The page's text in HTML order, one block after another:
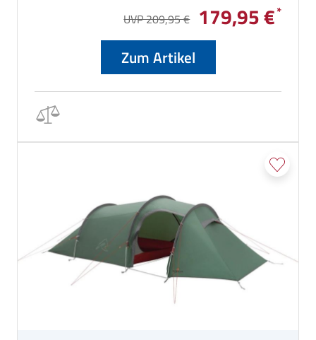
UVP 209,95 € 179,95 €
Zum Artikel